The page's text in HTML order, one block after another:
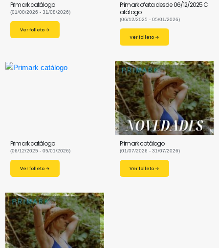
Primark catálogo
(01/08/2026 - 31/08/2026)
Ver folleto →
Primark oferta desde 06/12/2025 C
atálogo
(06/12/2025 - 05/01/2026)
Ver folleto →
Primark catálogo
(06/12/2025 - 05/01/2026)
Ver folleto →
Primark catálogo
(01/07/2026 - 31/07/2026)
Ver folleto →